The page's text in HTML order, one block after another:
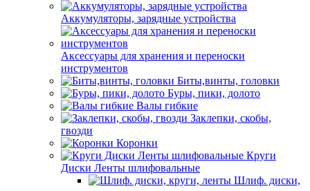
Аккумуляторы, зарядные устройства
Аксессуары для хранения и переноски
инструментов
Биты,винты, головки
Буры, пики, долото
Валы гибкие
Заклепки, скобы,
гвозди
Коронки
Круги
Диски Ленты шлифовальные
Шлиф. диски,